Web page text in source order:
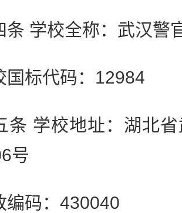
学校全称：武汉警
标代码：12984
学校地址：湖北省
号
码：430040